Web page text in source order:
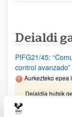
Deialdi
PIFG21/45:
control avanzado”
Aurkezteko epea
Deialdia hutsik